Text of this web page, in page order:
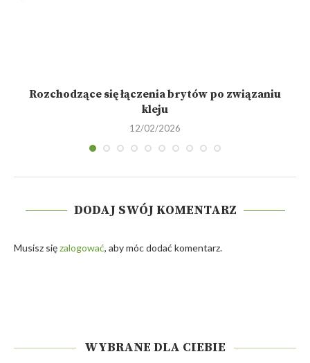
Rozchodzące się łączenia brytów po związaniu
kleju
12/02/2026
DODAJ SWÓJ KOMENTARZ
Musisz sięzalogować, aby móc dodać komentarz.
WYBRANE DLA CIEBIE